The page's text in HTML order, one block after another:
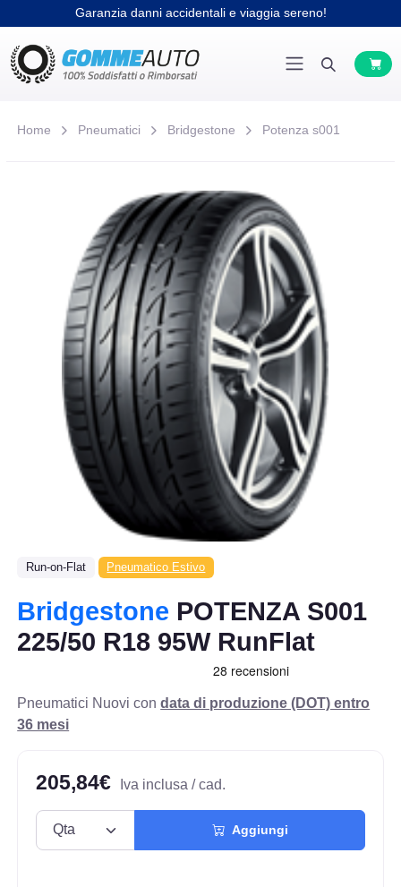
Garanzia danni accidentali e viaggia sereno!
Home Pneumatici Bridgestone Potenza s001
Run-on-Flat Pneumatico Estivo
Bridgestone POTENZA S001
225/50 R18 95W RunFlat
Pneumatici Nuovi condata di produzione (DOT) entro
36 mesi
205,84€ Iva inclusa / cad.
Aggiungi